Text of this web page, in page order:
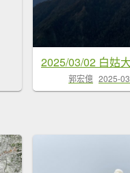
郭宏億 2025-